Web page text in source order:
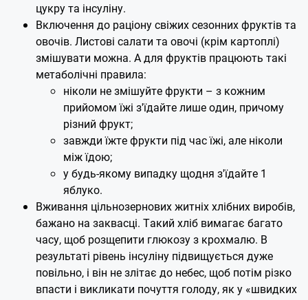
цукру та інсуліну.
Включення до раціону свіжих сезонних фруктів та
овочів. Листові салати та овочі (крім картоплі)
змішувати можна. А для фруктів працюють такі
метаболічні правила:
ніколи не змішуйте фрукти – з кожним
прийомом їжі з'їдайте лише один, причому
різний фрукт;
завжди їжте фрукти під час їжі, але ніколи
між їдою;
у будь-якому випадку щодня з'їдайте 1
яблуко.
Вживання цільнозернових житніх хлібних виробів,
бажано на заквасці. Такий хліб вимагає багато
часу, щоб розщепити глюкозу з крохмалю. В
результаті рівень інсуліну підвищується дуже
повільно, і він не злітає до небес, щоб потім різко
впасти і викликати почуття голоду, як у «швидких